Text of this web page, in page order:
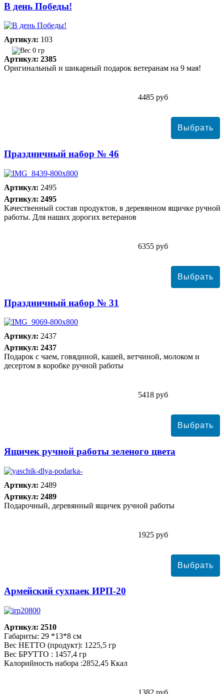
В день Победы!
Артикул: 103
0 гр
Артикул: 2385
Оригинальный и шикарный подарок ветеранам на 9 мая!
4485 руб
Праздничный набор № 46
Артикул: 2495
Артикул: 2495
Качественный состав продуктов, в деревянном ящичке ручной
работы. Для наших дорогих ветеранов
6355 руб
Праздничный набор № 31
Артикул: 2437
Артикул: 2437
Подарок с чаем, говядиной, кашей, ветчиной, молоком и
десертом в коробке ручной работы
5418 руб
Ящичек ручной работы зеленого цвета
Артикул: 2489
Артикул: 2489
Подарочный, деревянный ящичек ручной работы
1925 руб
Армейский сухпаек ИРП-20
Артикул: 2510
Габариты: 29 *13*8 см
Вес НЕТТО (продукт): 1225,5 гр
Вес БРУТТО : 1457,4 гр
Калорийность набора :2852,45 Ккал